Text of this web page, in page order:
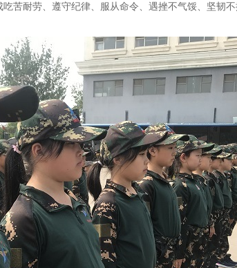
苦耐劳、遵守纪律、服从命令、遇挫不气馁、坚韧